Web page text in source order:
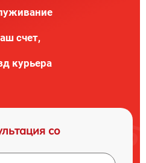
счет,
курьера
со